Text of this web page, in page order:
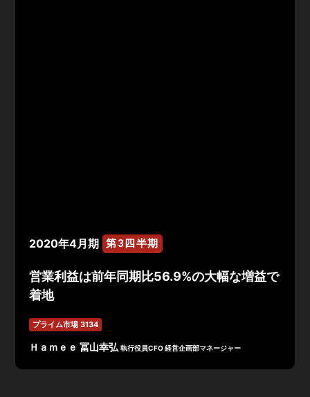
2020年4月期 第3四半期
営業利益は前年同期比56.9%の大幅な増益で
着地
プライム市場 3134
Ｈａｍｅｅ 冨山幸弘執行役員CFO 経営企画部マネージャー